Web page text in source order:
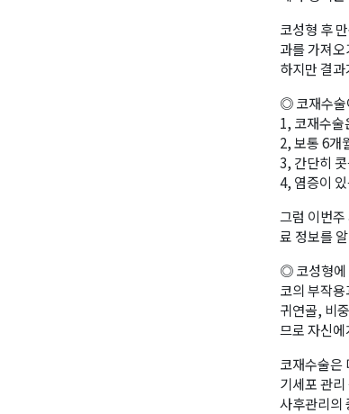
코성형 후
과를 가져
하지만 결
◎ 코재수술
1, 코재수술
2, 보통 6개
3, 간단히
4, 염증이
그럼 이번
료 정보를
◎ 코성형에
코의 부작
귀연골, 비
므로 자신
코재수술은
기세포 관
사후관리의